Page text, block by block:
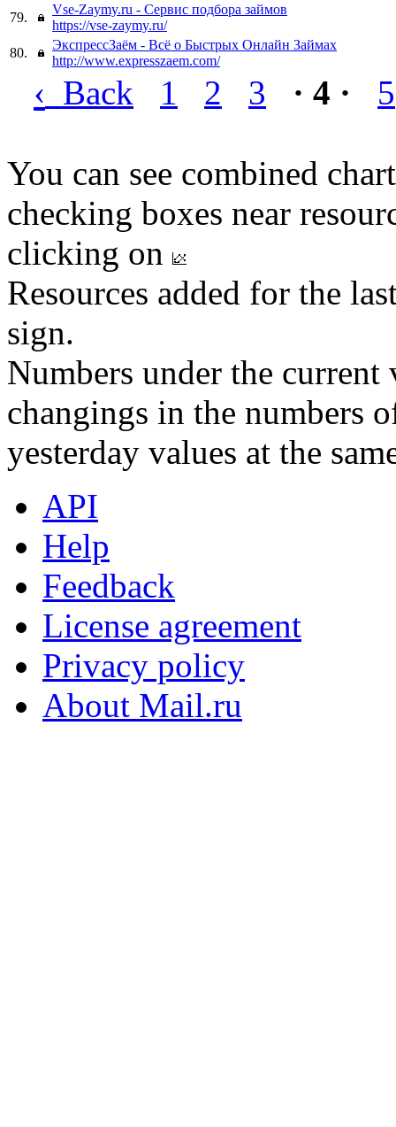
79.
Vse-Zaymy.ru - Сервис подбора займов
https://vse-zaymy.ru/
80.
ЭкспрессЗаём - Всё о Быстрых Онлайн Займах
http://www.expresszaem.com/
‹ Back 1 2 3 · 4 · 5
You can see combined
checking boxes near
clicking on
Resources added for the
sign.
Numbers under the
changings in the numbers
yesterday values at the
API
Help
Feedback
License agreement
Privacy policy
About Mail.ru